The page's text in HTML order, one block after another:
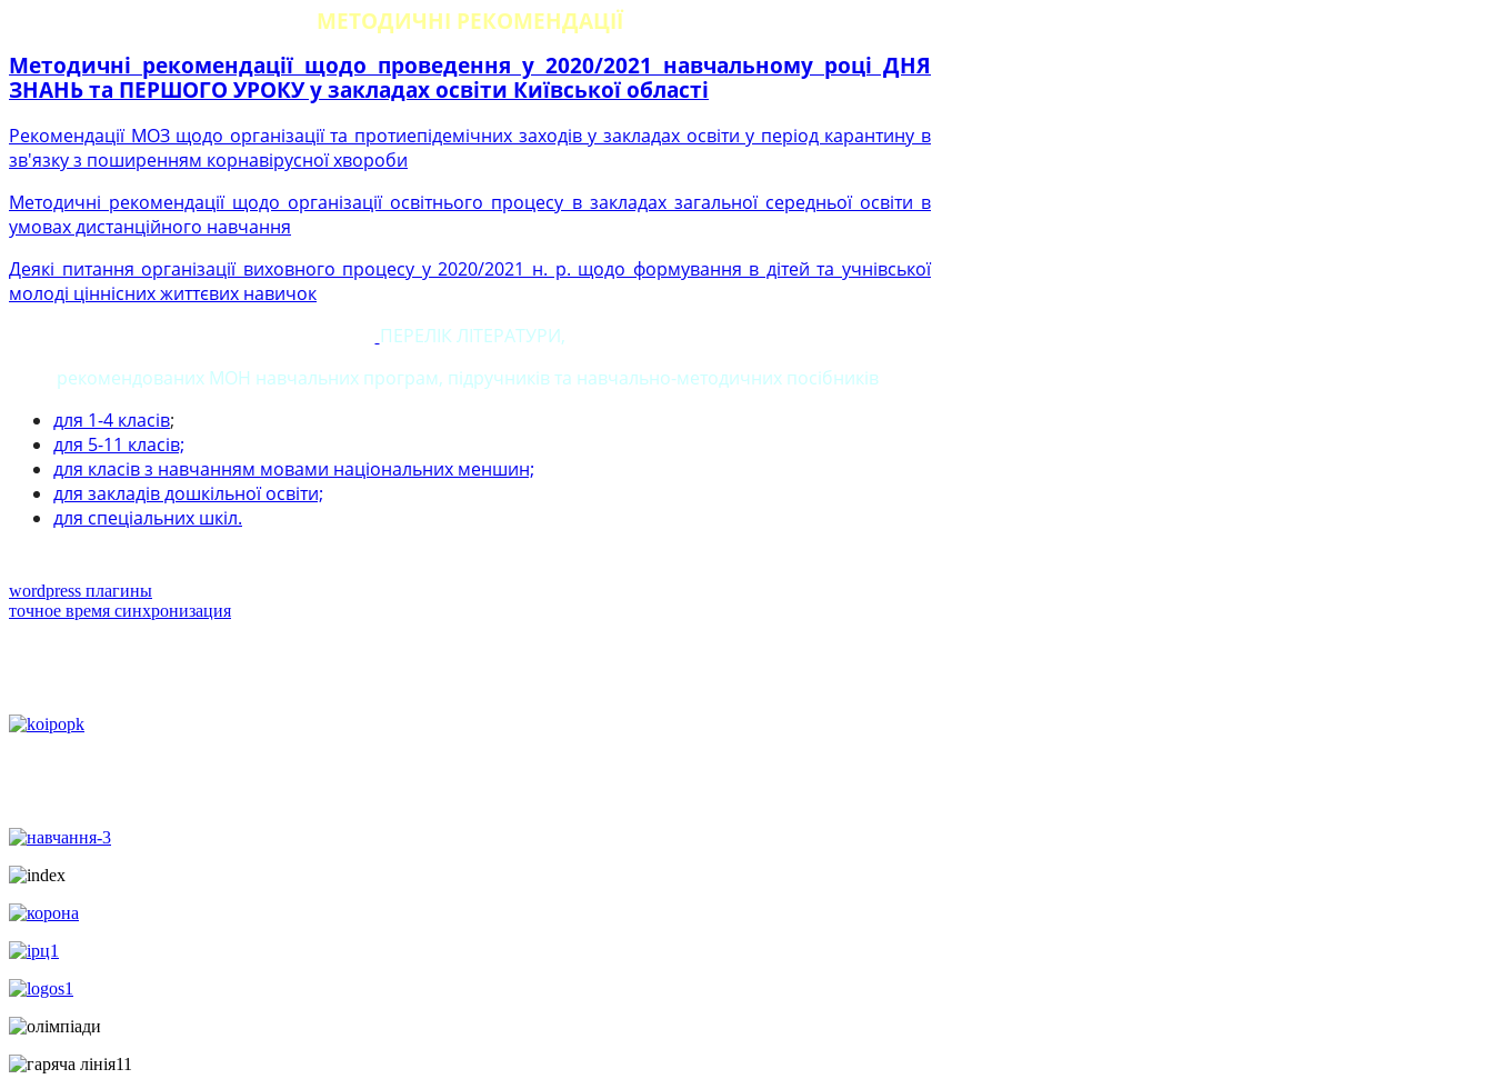
МЕТОДИЧНІ РЕКОМЕНДАЦІЇ
Методичні рекомендації щодо проведення у 2020/2021 навчальному році ДНЯ
ЗНАНЬ та ПЕРШОГО УРОКУ у закладах освіти Київської області
Рекомендації МОЗ щодо організації та протиепідемічних заходів у закладах освіти у період карантину в
зв'язку з поширенням корнавірусної хвороби
Методичні рекомендації щодо організації освітнього процесу в закладах загальної середньої освіти в
умовах дистанційного навчання
Деякі питання організації виховного процесу у 2020/2021 н. р. щодо формування в дітей та учнівської
молоді ціннісних життєвих навичок
ПЕРЕЛІК ЛІТЕРАТУРИ,
рекомендованих МОН навчальних програм, підручників та навчально-методичних посібників
для 1-4 класів;
для 5-11 класів;
для класів з навчанням мовами національних меншин;
для закладів дошкільної освіти;
для спеціальних шкіл.
wordpress плагины
точное время синхронизация